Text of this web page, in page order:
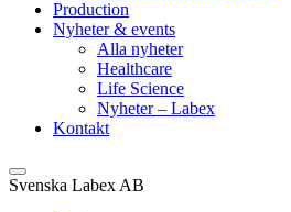
Production
Nyheter & events
Alla nyheter
Healthcare
Life Science
Nyheter – Labex
Kontakt
Svenska Labex AB